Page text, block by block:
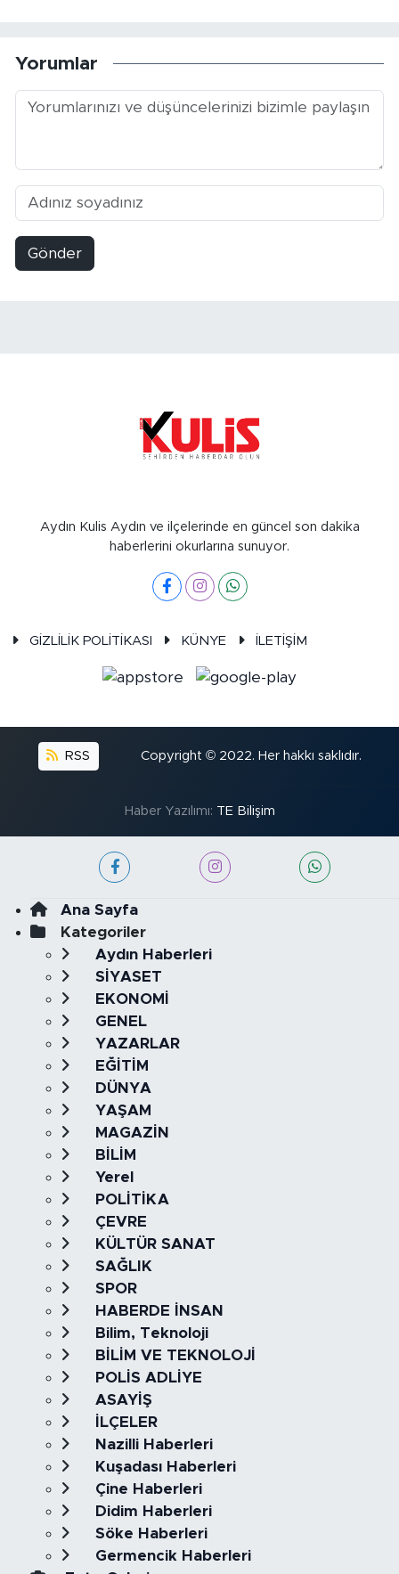
Yorumlar
Gönder
Aydın Kulis Aydın ve ilçelerinde en güncel son dakika
haberlerini okurlarına sunuyor.
GİZLİLİK POLİTİKASI KÜNYE İLETİŞİM
RSS Copyright © 2022. Her hakkı saklıdır.
Haber Yazılımı: TE Bilişim
Ana Sayfa
Kategoriler
Aydın Haberleri
SİYASET
EKONOMİ
GENEL
YAZARLAR
EĞİTİM
DÜNYA
YAŞAM
MAGAZİN
BİLİM
Yerel
POLİTİKA
ÇEVRE
KÜLTÜR SANAT
SAĞLIK
SPOR
HABERDE İNSAN
Bilim, Teknoloji
BİLİM VE TEKNOLOJİ
POLİS ADLİYE
ASAYİŞ
İLÇELER
Nazilli Haberleri
Kuşadası Haberleri
Çine Haberleri
Didim Haberleri
Söke Haberleri
Germencik Haberleri